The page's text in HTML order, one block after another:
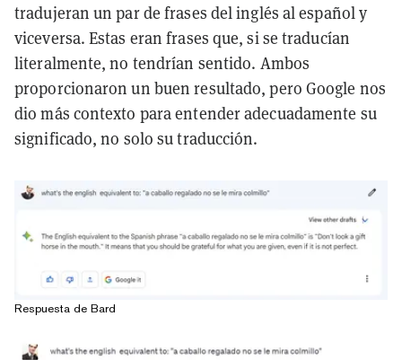
tradujeran un par de frases del inglés al español y
viceversa. Estas eran frases que, si se traducían
literalmente, no tendrían sentido. Ambos
proporcionaron un buen resultado, pero Google nos
dio más contexto para entender adecuadamente su
significado, no solo su traducción.
Respuesta de Bard